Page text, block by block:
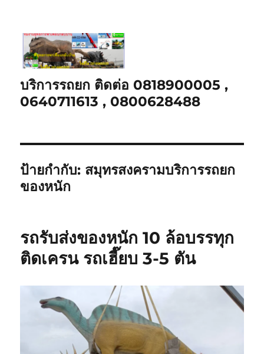
บริการรถยก ติดต่อ 0818900005 ,
0640711613 , 0800628488
ป้ายกำกับ: สมุทรสงครามบริการรถยก
ของหนัก
รถรับส่งของหนัก 10 ล้อบรรทุก
ติดเครน รถเฮี๊ยบ 3-5 ตัน